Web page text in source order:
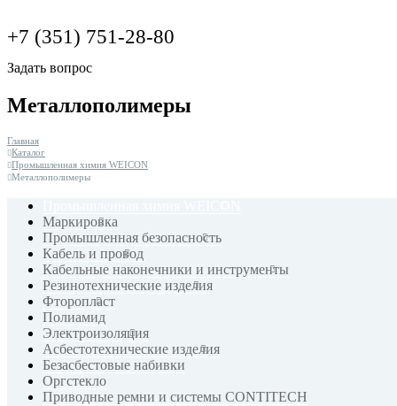
+7 (351) 751-28-80
Задать вопрос
Металлополимеры
Главная
Каталог
Промышленная химия WEICON
Металлополимеры
Маркировка
Промышленная безопасность
Кабель и провод
Кабельные наконечники и инструменты
Резинотехнические изделия
Фторопласт
Полиамид
Электроизоляция
Асбестотехнические изделия
Безасбестовые набивки
Оргстекло
Приводные ремни и системы CONTITECH